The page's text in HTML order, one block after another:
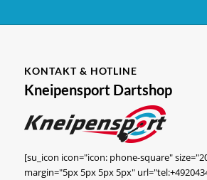
KONTAKT & HOTLINE
Kneipensport Dartshop
[su_icon icon="icon: phone-square"
margin="5px 5px 5px 5px"